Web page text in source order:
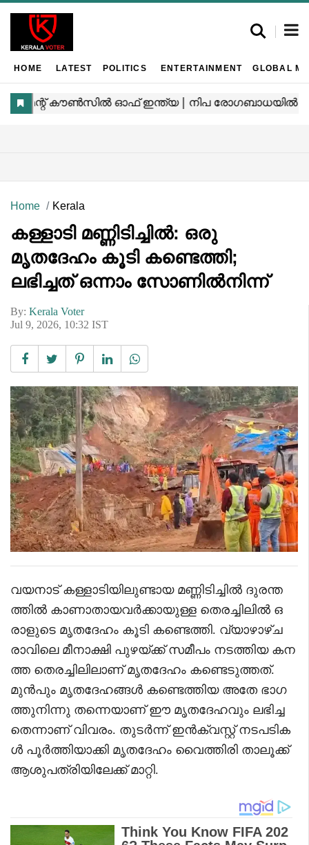
HOME LATEST POLITICS ENTERTAINMENT GLOBAL
Home Kerala
കള്ളാടി മണ്ണിടിച്ചിൽ: ഒരു
മൃതദേഹം കൂടി കണ്ടെത്തി;
ലഭിച്ചത് ഒന്നാം സോണിൽനിന്ന്
By: Kerala Voter
Jul 9, 2026, 10:32 IST
വയനാട് കള്ളാടിയിലുണ്ടായ മണ്ണിടിച്ചിൽ ദുരന്ത
ത്തിൽ കാണാതായവർക്കായുള്ള തെരച്ചിലിൽ ഒ
രാളുടെ മൃതദേഹം കൂടി കണ്ടെത്തി. വ്യാഴാഴ്ച
രാവിലെ മീനാക്ഷി പുഴയ്ക്ക് സമീപം നടത്തിയ കന
ത്ത തെരച്ചിലിലാണ് മൃതദേഹം കണ്ടെടുത്തത്.
മുൻപും മൃതദേഹങ്ങൾ കണ്ടെത്തിയ അതേ ഭാഗ
ത്തുനിന്നു തന്നെയാണ് ഈ മൃതദേഹവും ലഭിച്ച
തെന്നാണ് വിവരം. തുടർന്ന് ഇൻക്വസ്റ്റ് നടപടിക
ൾ പൂർത്തിയാക്കി മൃതദേഹം വൈത്തിരി താലൂക്ക്
ആശുപത്രിയിലേക്ക് മാറ്റി.